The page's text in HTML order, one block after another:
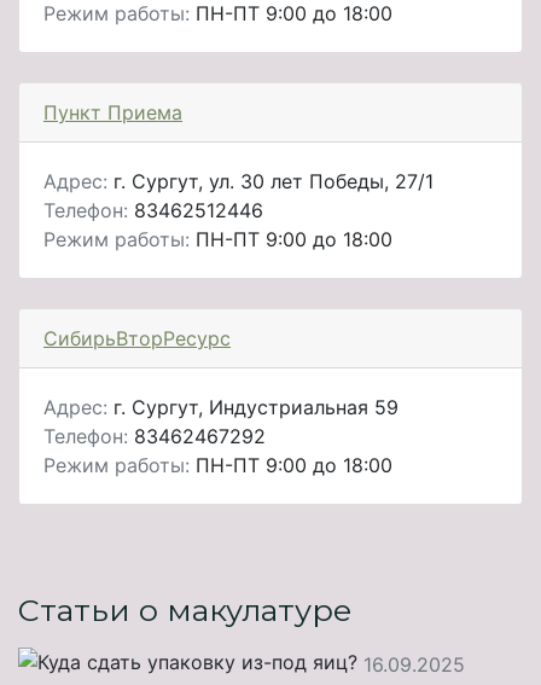
Режим работы: ПН-ПТ 9:00 до 18:00
Пункт Приема
Адрес: г. Сургут, ул. 30 лет Победы, 27/1
Телефон: 83462512446
Режим работы: ПН-ПТ 9:00 до 18:00
СибирьВторРесурс
Адрес: г. Сургут, Индустриальная 59
Телефон: 83462467292
Режим работы: ПН-ПТ 9:00 до 18:00
Статьи о макулатуре
16.09.2025